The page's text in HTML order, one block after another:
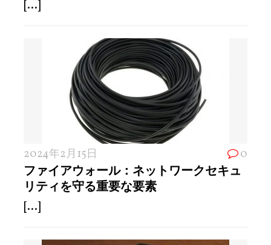
[...]
2024年2月15日 0
ファイアウォール：ネットワークセキュ
リティを守る重要な要素
[...]